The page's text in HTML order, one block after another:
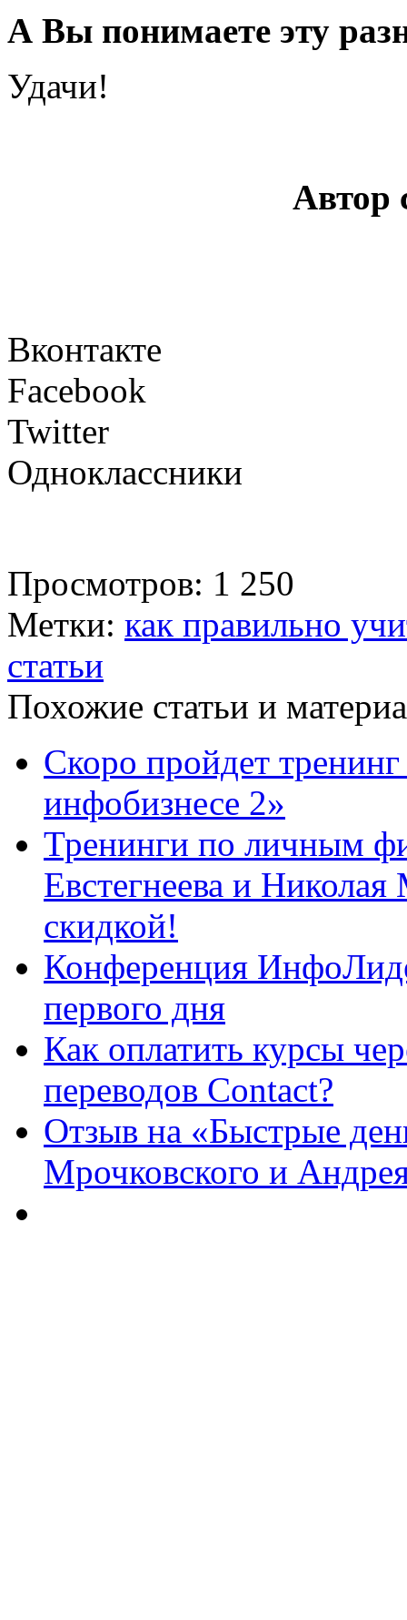
А Вы понимаете эту
Удачи!
Автор
Вконтакте
Facebook
Twitter
Одноклассники
Просмотров: 1 250
Метки: как правильно
статьи
Похожие статьи и
Скоро пройдет
инфобизнесе 2»
Тренинги по личным
Евстегнеева и
скидкой!
Конференция
первого дня
Как оплатить курсы
переводов Contact?
Отзыв на «Быстрые
Мрочковского и